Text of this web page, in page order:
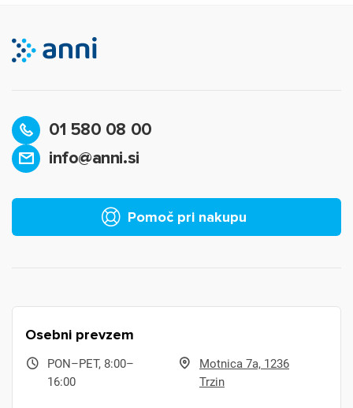
01 580 08 00
info@anni.si
Pomoč pri nakupu
Osebni prevzem
PON–PET, 8:00–
16:00
Motnica 7a, 1236
Trzin
Prijava
Za dodajanje na seznam želja morate biti prijavljeni.